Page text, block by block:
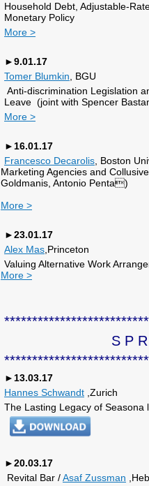
Household Debt, Adjustable-
Monetary Policy
More >
►9.01.17
Tomer Blumkin , BGU
Anti-discrimination Legislation
Leave (joint with Spencer
More >
►16.01.17
Francesco Decarolis , Boston
Marketing Agencies and
Goldmanis, Antonio Penta)
More >
►23.01.17
Alex Mas ,Princeton
Valuing Alternative Work
More >
S P
►13.03.17
Hannes Schwandt ,Zurich
The Lasting Legacy of
►20.03.17
Revital Bar /Asaf Zussman